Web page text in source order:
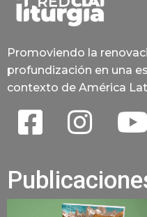
Promoviendo la
profundización en una
contexto de América